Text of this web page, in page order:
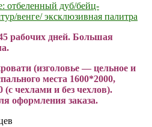
отбеленный дуб/бейц-
венге/ эксклюзивная палитра
рабочих дней. Большая
(изголовье — цельное и
места 1600*2000,
(с чехлами и без чехлов).
оформления заказа.